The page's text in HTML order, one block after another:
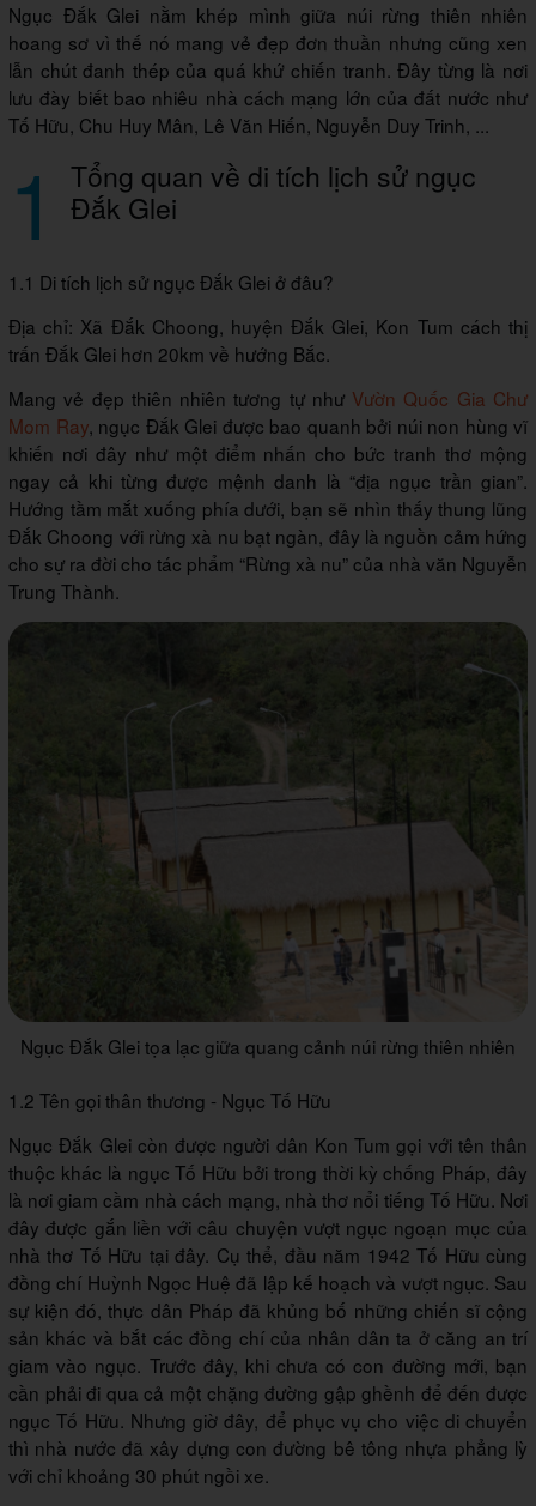
Ngục Đắk Glei nằm khép mình giữa núi rừng thiên nhiên
hoang sơ vì thế nó mang vẻ đẹp đơn thuần nhưng cũng xen
lẫn chút đanh thép của quá khứ chiến tranh. Đây từng là nơi
lưu đày biết bao nhiêu nhà cách mạng lớn của đất nước như
Tố Hữu, Chu Huy Mân, Lê Văn Hiến, Nguyễn Duy Trinh, ...
1 Tổng quan về di tích lịch sử ngục
Đắk Glei
1.1 Di tích lịch sử ngục Đắk Glei ở đâu?
Địa chỉ: Xã Đắk Choong, huyện Đắk Glei, Kon Tum cách thị
trấn Đắk Glei hơn 20km về hướng Bắc.
Mang vẻ đẹp thiên nhiên tương tự như Vườn Quốc Gia Chư
Mom Ray, ngục Đắk Glei được bao quanh bởi núi non hùng vĩ
khiến nơi đây như một điểm nhấn cho bức tranh thơ mộng
ngay cả khi từng được mệnh danh là “địa ngục trần gian”.
Hướng tầm mắt xuống phía dưới, bạn sẽ nhìn thấy thung lũng
Đắk Choong với rừng xà nu bạt ngàn, đây là nguồn cảm hứng
cho sự ra đời cho tác phẩm “Rừng xà nu” của nhà văn Nguyễn
Trung Thành.
Ngục Đắk Glei tọa lạc giữa quang cảnh núi rừng thiên nhiên
1.2 Tên gọi thân thương - Ngục Tố Hữu
Ngục Đắk Glei còn được người dân Kon Tum gọi với tên thân
thuộc khác là ngục Tố Hữu bởi trong thời kỳ chống Pháp, đây
là nơi giam cầm nhà cách mạng, nhà thơ nổi tiếng Tố Hữu. Nơi
đây được gắn liền với câu chuyện vượt ngục ngoạn mục của
nhà thơ Tố Hữu tại đây. Cụ thể, đầu năm 1942 Tố Hữu cùng
đồng chí Huỳnh Ngọc Huệ đã lập kế hoạch và vượt ngục. Sau
sự kiện đó, thực dân Pháp đã khủng bố những chiến sĩ cộng
sản khác và bắt các đồng chí của nhân dân ta ở căng an trí
giam vào ngục. Trước đây, khi chưa có con đường mới, bạn
cần phải đi qua cả một chặng đường gập ghềnh để đến được
ngục Tố Hữu. Nhưng giờ đây, để phục vụ cho việc di chuyển
thì nhà nước đã xây dựng con đường bê tông nhựa phẳng lỳ
với chỉ khoảng 30 phút ngồi xe.